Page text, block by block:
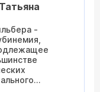
-